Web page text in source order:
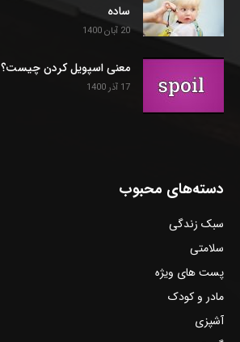
ساده
20 آبان 1400
معنی اسپویل کردن چیست؟
17 آذر 1400
دسته‌های محبوب
سبک زندگی
سلامتی
پست های ویژه
مادر و کودک
آشپزی